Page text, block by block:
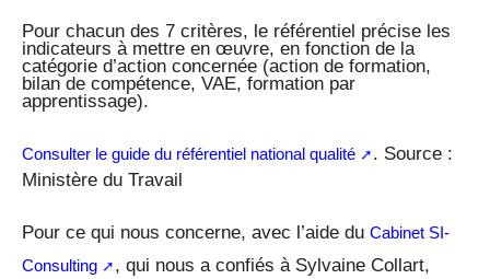
Pour chacun des 7 critères, le référentiel précise les
indicateurs à mettre en œuvre, en fonction de la
catégorie d’action concernée (action de formation,
bilan de compétence, VAE, formation par
apprentissage).
Consulter le guide du référentiel national qualité
. Source :
Ministère du Travail
Pour ce qui nous concerne, avec l’aide du Cabinet SI-
Consulting
, qui nous a confiés à Sylvaine Collart,